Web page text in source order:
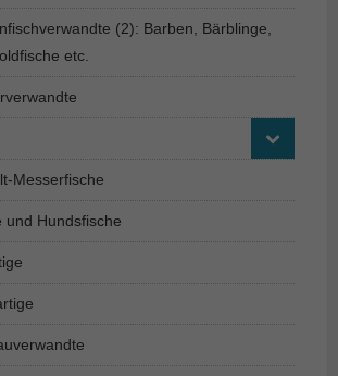
(2): Barben, Bärblinge,
etc.
Messerfische
und Hundsfische